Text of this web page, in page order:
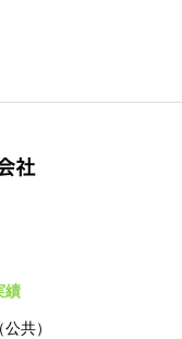
績
共）